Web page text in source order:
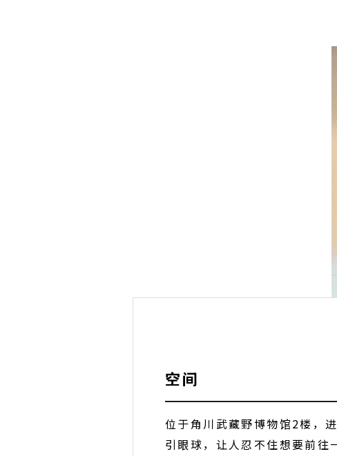
空间
位于角川武藏野博物馆2楼，
引眼球，让人忍不住想要前往